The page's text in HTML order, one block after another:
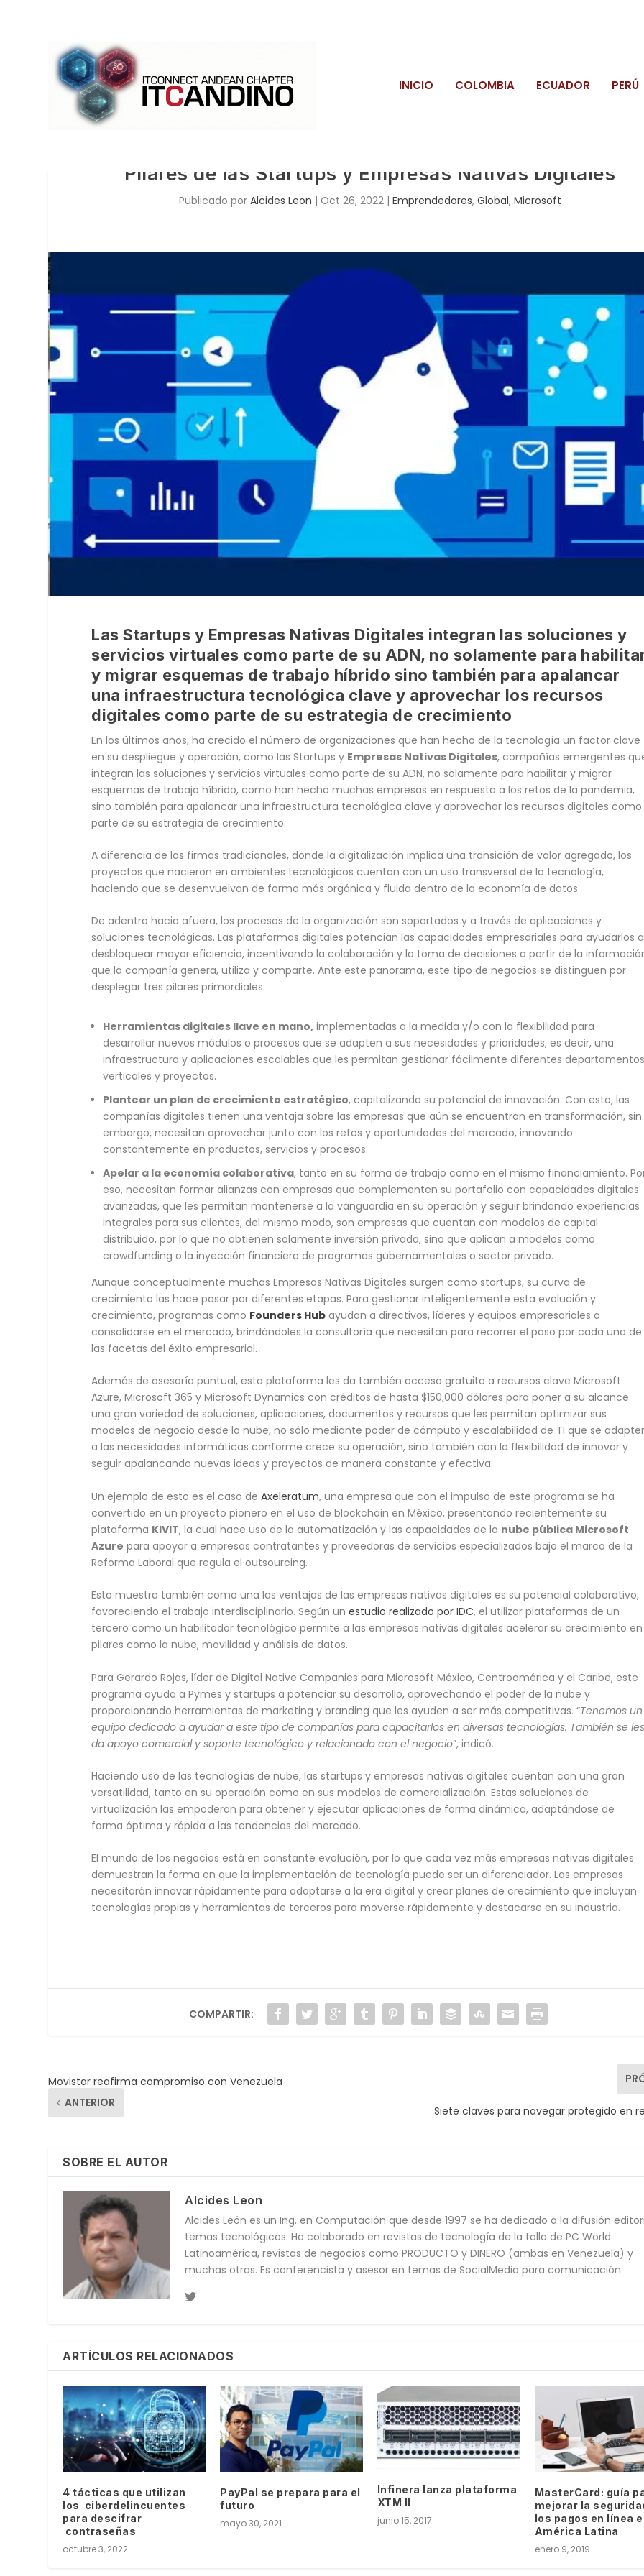
INICIO COLOMBIA ECUADOR PERÚ
Pilares de las Startups y Empresas Nativas Digitales
Publicado por Alcides Leon | Oct 26, 2022| Emprendedores, Global, Microsoft
Las Startups y Empresas Nativas Digitales integran las soluciones y
servicios virtuales como parte de su ADN, no solamente para
y migrar esquemas de trabajo híbrido sino también para apalancar
una infraestructura tecnológica clave y aprovechar los recursos
digitales como parte de su estrategia de crecimiento
En los últimos años, ha crecido el número de organizaciones que han hecho de la tecnología un factor clave
en su despliegue y operación, como las Startups y Empresas Nativas Digitales, compañías emergentes
integran las soluciones y servicios virtuales como parte de su ADN, no solamente para habilitar y migrar
esquemas de trabajo híbrido, como han hecho muchas empresas en respuesta a los retos de la pandemia,
sino también para apalancar una infraestructura tecnológica clave y aprovechar los recursos digitales como
parte de su estrategia de crecimiento.
A diferencia de las firmas tradicionales, donde la digitalización implica una transición de valor agregado, los
proyectos que nacieron en ambientes tecnológicos cuentan con un uso transversal de la tecnología,
haciendo que se desenvuelvan de forma más orgánica y fluida dentro de la economía de datos.
De adentro hacia afuera, los procesos de la organización son soportados y a través de aplicaciones y
soluciones tecnológicas. Las plataformas digitales potencian las capacidades empresariales para ayudarlos a
desbloquear mayor eficiencia, incentivando la colaboración y la toma de decisiones a partir de la
que la compañía genera, utiliza y comparte. Ante este panorama, este tipo de negocios se distinguen por
desplegar tres pilares primordiales:
Herramientas digitales llave en mano, implementadas a la medida y/o con la flexibilidad para
desarrollar nuevos módulos o procesos que se adapten a sus necesidades y prioridades, es decir, una
infraestructura y aplicaciones escalables que les permitan gestionar fácilmente diferentes
verticales y proyectos.
Plantear un plan de crecimiento estratégico, capitalizando su potencial de innovación. Con esto, las
compañías digitales tienen una ventaja sobre las empresas que aún se encuentran en transformación, sin
embargo, necesitan aprovechar junto con los retos y oportunidades del mercado, innovando
constantemente en productos, servicios y procesos.
Apelar a la economía colaborativa, tanto en su forma de trabajo como en el mismo financiamiento.
eso, necesitan formar alianzas con empresas que complementen su portafolio con capacidades digitales
avanzadas, que les permitan mantenerse a la vanguardia en su operación y seguir brindando experiencias
integrales para sus clientes; del mismo modo, son empresas que cuentan con modelos de capital
distribuido, por lo que no obtienen solamente inversión privada, sino que aplican a modelos como
crowdfunding o la inyección financiera de programas gubernamentales o sector privado.
Aunque conceptualmente muchas Empresas Nativas Digitales surgen como startups, su curva de
crecimiento las hace pasar por diferentes etapas. Para gestionar inteligentemente esta evolución y
crecimiento, programas como Founders Hub ayudan a directivos, líderes y equipos empresariales a
consolidarse en el mercado, brindándoles la consultoría que necesitan para recorrer el paso por cada una de
las facetas del éxito empresarial.
Además de asesoría puntual, esta plataforma les da también acceso gratuito a recursos clave Microsoft
Azure, Microsoft 365 y Microsoft Dynamics con créditos de hasta $150,000 dólares para poner a su alcance
una gran variedad de soluciones, aplicaciones, documentos y recursos que les permitan optimizar sus
modelos de negocio desde la nube, no sólo mediante poder de cómputo y escalabilidad de TI que se
a las necesidades informáticas conforme crece su operación, sino también con la flexibilidad de innovar y
seguir apalancando nuevas ideas y proyectos de manera constante y efectiva.
Un ejemplo de esto es el caso deAxeleratum, una empresa que con el impulso de este programa se ha
convertido en un proyecto pionero en el uso de blockchain en México, presentando recientemente su
plataforma KIVIT, la cual hace uso de la automatización y las capacidades de la nube pública Microsoft
Azure para apoyar a empresas contratantes y proveedoras de servicios especializados bajo el marco de la
Reforma Laboral que regula el outsourcing.
Esto muestra también como una las ventajas de las empresas nativas digitales es su potencial colaborativo,
favoreciendo el trabajo interdisciplinario. Según unestudio realizado por IDC, el utilizar plataformas de un
tercero como un habilitador tecnológico permite a las empresas nativas digitales acelerar su crecimiento en
pilares como la nube, movilidad y análisis de datos.
Para Gerardo Rojas, líder de Digital Native Companies para Microsoft México, Centroamérica y el Caribe, este
programa ayuda a Pymes y startups a potenciar su desarrollo, aprovechando el poder de la nube y
proporcionando herramientas de marketing y branding que les ayuden a ser más competitivas. “Tenemos un
equipo dedicado a ayudar a este tipo de compañías para capacitarlos en diversas tecnologías. También se
da apoyo comercial y soporte tecnológico y relacionado con el negocio”, indicó.
Haciendo uso de las tecnologías de nube, las startups y empresas nativas digitales cuentan con una gran
versatilidad, tanto en su operación como en sus modelos de comercialización. Estas soluciones de
virtualización las empoderan para obtener y ejecutar aplicaciones de forma dinámica, adaptándose de
forma óptima y rápida a las tendencias del mercado.
El mundo de los negocios está en constante evolución, por lo que cada vez más empresas nativas digitales
demuestran la forma en que la implementación de tecnología puede ser un diferenciador. Las empresas
necesitarán innovar rápidamente para adaptarse a la era digital y crear planes de crecimiento que incluyan
tecnologías propias y herramientas de terceros para moverse rápidamente y destacarse en su industria.
COMPARTIR:
Movistar reafirma compromiso con Venezuela
ANTERIOR
Siete claves para navegar protegido en
SOBRE EL AUTOR
Alcides Leon
Alcides León es un Ing. en Computación que desde 1997 se ha dedicado a la difusión
temas tecnológicos. Ha colaborado en revistas de tecnología de la talla de PC World
Latinoamérica, revistas de negocios como PRODUCTO y DINERO (ambas en Venezuela) y
muchas otras. Es conferencista y asesor en temas de SocialMedia para comunicación
ARTÍCULOS RELACIONADOS
4 tácticas que utilizan
los ciberdelincuentes
para descifrar
contraseñas
octubre 3, 2022
PayPal se prepara para el
futuro
mayo 30, 2021
Infinera lanza plataforma
XTM II
junio 15, 2017
MasterCard: guía
mejorar la
los pagos en línea
América Latina
enero 9, 2019